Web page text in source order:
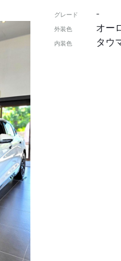
グレード -
外装色 オー
内装色 タウ